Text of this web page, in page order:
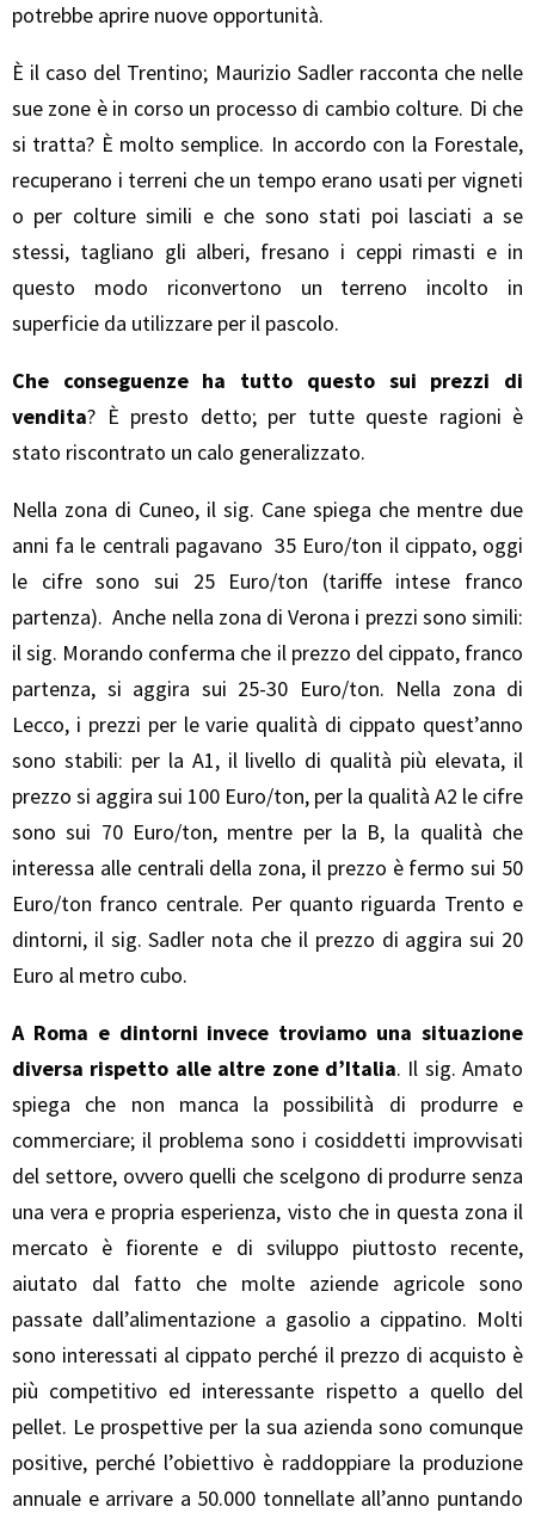
potrebbe aprire nuove opportunità.
È il caso del Trentino; Maurizio Sadler racconta che nelle
sue zone è in corso un processo di cambio colture. Di che
si tratta? È molto semplice. In accordo con la Forestale,
recuperano i terreni che un tempo erano usati per vigneti
o per colture simili e che sono stati poi lasciati a se
stessi, tagliano gli alberi, fresano i ceppi rimasti e in
questo modo riconvertono un terreno incolto in
superficie da utilizzare per il pascolo.
Che conseguenze ha tutto questo sui prezzi di
vendita? È presto detto; per tutte queste ragioni è
stato riscontrato un calo generalizzato.
Nella zona di Cuneo, il sig. Cane spiega che mentre due
anni fa le centrali pagavano 35 Euro/ton il cippato, oggi
le cifre sono sui 25 Euro/ton (tariffe intese franco
partenza). Anche nella zona di Verona i prezzi sono simili:
il sig. Morando conferma che il prezzo del cippato, franco
partenza, si aggira sui 25-30 Euro/ton. Nella zona di
Lecco, i prezzi per le varie qualità di cippato quest’anno
sono stabili: per la A1, il livello di qualità più elevata, il
prezzo si aggira sui 100 Euro/ton, per la qualità A2 le cifre
sono sui 70 Euro/ton, mentre per la B, la qualità che
interessa alle centrali della zona, il prezzo è fermo sui 50
Euro/ton franco centrale. Per quanto riguarda Trento e
dintorni, il sig. Sadler nota che il prezzo di aggira sui 20
Euro al metro cubo.
A Roma e dintorni invece troviamo una situazione
diversa rispetto alle altre zone d’Italia. Il sig. Amato
spiega che non manca la possibilità di produrre e
commerciare; il problema sono i cosiddetti improvvisati
del settore, ovvero quelli che scelgono di produrre senza
una vera e propria esperienza, visto che in questa zona il
mercato è fiorente e di sviluppo piuttosto recente,
aiutato dal fatto che molte aziende agricole sono
passate dall’alimentazione a gasolio a cippatino. Molti
sono interessati al cippato perché il prezzo di acquisto è
più competitivo ed interessante rispetto a quello del
pellet. Le prospettive per la sua azienda sono comunque
positive, perché l’obiettivo è raddoppiare la produzione
annuale e arrivare a 50.000 tonnellate all’anno puntando